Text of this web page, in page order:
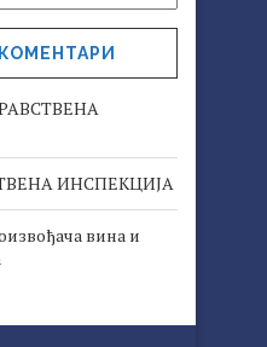
ИНСПЕКЦИЈА
вина и